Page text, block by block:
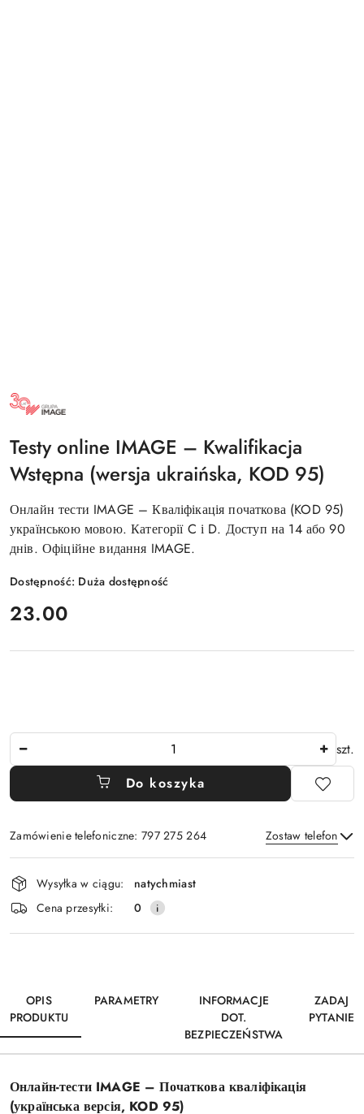
NAZWA
PRODUCENTA:
GRUPA
Testy online IMAGE – Kwalifikacja
Wstępna (wersja ukraińska, KOD 95)
Онлайн тести IMAGE – Кваліфікація початкова (KOD 95)
українською мовою. Категорії C і D. Доступ на 14 або 90
днів. Офіційне видання IMAGE.
Dostępność: Duża dostępność
cena:
23.00
szt.
Do koszyka
Zamówienie telefoniczne: 797 275 264 Zostaw telefon
Wyślij
Dostępność
i
dostawa
Wysyłka w ciągu:
natychmiast
Cena przesyłki:
0
OPIS
PRODUKTU
PARAMETRY
INFORMACJE
DOT.
BEZPIECZEŃSTWA
ZADAJ
PYTANIE
Онлайн-тести IMAGE – Початкова кваліфікація
(українська версія, KOD 95)